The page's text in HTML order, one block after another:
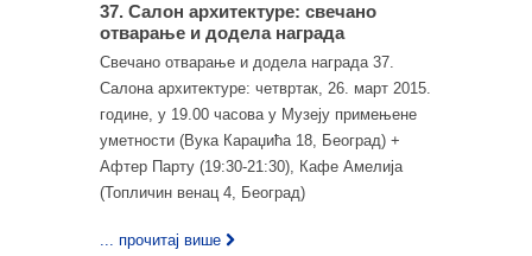
37. Салон архитектуре: свечано
отварање и додела награда
Свечано отварање и додела награда 37.
Салона архитектуре: четвртак, 26. март 2015.
године, у 19.00 часова у Музеју примењене
уметности (Вука Караџића 18, Београд) +
Афтер Партy (19:30-21:30), Кафе Амелија
(Топличин венац 4, Београд)
... прочитај више